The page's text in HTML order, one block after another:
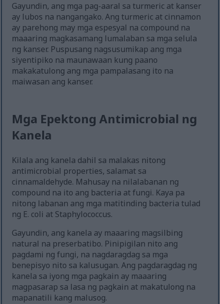
Gayundin, ang mga pag-aaral sa turmeric at kanser
ay lubos na nangangako. Ang turmeric at cinnamon
ay parehong may mga espesyal na compound na
maaaring magkasamang lumalaban sa mga selula
ng kanser. Puspusang nagsusumikap ang mga
siyentipiko na maunawaan kung paano
makakatulong ang mga pampalasang ito na
maiwasan ang kanser.
Mga Epektong Antimicrobial ng
Kanela
Kilala ang kanela dahil sa malakas nitong
antimicrobial properties, salamat sa
cinnamaldehyde. Mahusay na nilalabanan ng
compound na ito ang bacteria at fungi. Kaya pa
nitong labanan ang mga matitinding bacteria tulad
ng E. coli at Staphylococcus.
Gayundin, ang kanela ay maaaring magsilbing
natural na preserbatibo. Pinipigilan nito ang
pagdami ng fungi, na nagdaragdag sa mga
benepisyo nito sa kalusugan. Ang pagdaragdag ng
kanela sa iyong mga pagkain ay maaaring
magpasarap sa lasa ng pagkain at makatulong na
mapanatili kang malusog.